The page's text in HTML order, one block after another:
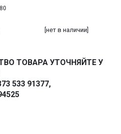
[нет в наличии]
ТОВАРА УТОЧНЯЙТЕ У
533 91377,